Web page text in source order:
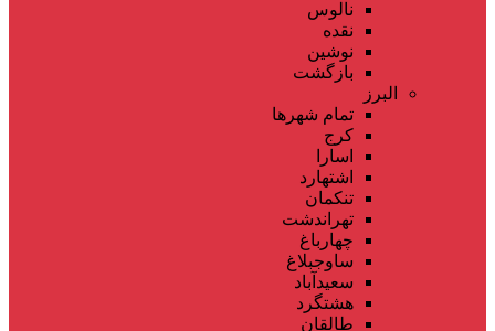
نالوس
نقده
نوشین
بازگشت
البرز
تمام شهر‌ها
کرج
اسارا
اشتهارد
تنکمان
تهراندشت
چهارباغ
ساوجبلاغ
سعیدآباد
هشتگرد
طالقان